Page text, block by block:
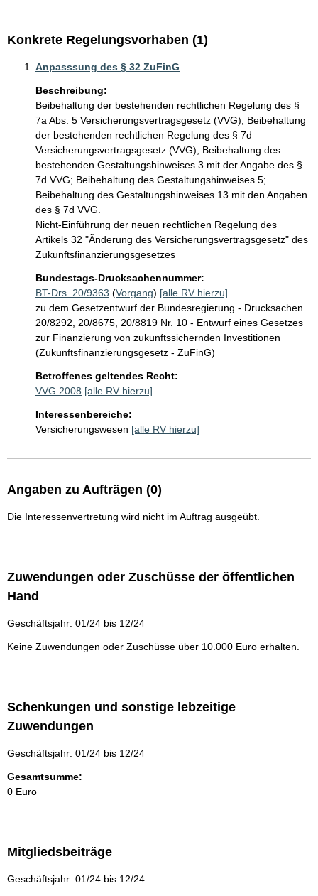
Konkrete Regelungsvorhaben (1)
Anpasssung des § 32 ZuFinG
Beschreibung:
Beibehaltung der bestehenden rechtlichen Regelung des §
7a Abs. 5 Versicherungsvertragsgesetz (VVG); Beibehaltung
der bestehenden rechtlichen Regelung des § 7d
Versicherungsvertragsgesetz (VVG); Beibehaltung des
bestehenden Gestaltungshinweises 3 mit der Angabe des §
7d VVG; Beibehaltung des Gestaltungshinweises 5;
Beibehaltung des Gestaltungshinweises 13 mit den Angaben
des § 7d VVG.
Nicht-Einführung der neuen rechtlichen Regelung des
Artikels 32 "Änderung des Versicherungsvertragsgesetz" des
Zukunftsfinanzierungsgesetzes
Bundestags-Drucksachennummer:
BT-Drs. 20/9363 (Vorgang) [alle RV hierzu]
zu dem Gesetzentwurf der Bundesregierung - Drucksachen
20/8292, 20/8675, 20/8819 Nr. 10 - Entwurf eines Gesetzes
zur Finanzierung von zukunftssichernden Investitionen
(Zukunftsfinanzierungsgesetz - ZuFinG)
Betroffenes geltendes Recht:
VVG 2008 [alle RV hierzu]
Interessenbereiche:
Versicherungswesen [alle RV hierzu]
Angaben zu Aufträgen (0)
Die Interessenvertretung wird nicht im Auftrag ausgeübt.
Zuwendungen oder Zuschüsse der öffentlichen
Hand
Geschäftsjahr: 01/24 bis 12/24
Keine Zuwendungen oder Zuschüsse über 10.000 Euro erhalten.
Schenkungen und sonstige lebzeitige
Zuwendungen
Geschäftsjahr: 01/24 bis 12/24
Gesamtsumme:
0 Euro
Mitgliedsbeiträge
Geschäftsjahr: 01/24 bis 12/24